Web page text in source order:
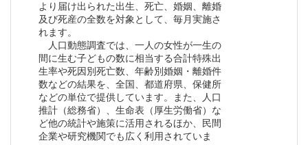
より届け出られた出生、死亡、婚姻、離婚
及び死産の全数を対象として、毎月実施さ
れます。
人口動態調査では、一人の女性が一生の
間に生む子どもの数に相当する合計特殊出
生率や死因別死亡数、年齢別婚姻・離婚件
数などの結果を、全国、都道府県、保健所
などの単位で提供しています。また、人口
推計（総務省）、生命表（厚生労働省）な
ど他の統計や施策に活用されるほか、民間
企業や研究機関でも広く利用されていま